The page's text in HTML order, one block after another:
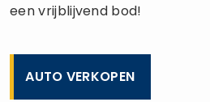
een vrijblijvend bod!
AUTO VERKOPEN